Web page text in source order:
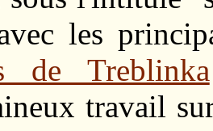
les
de Treblinka
travail